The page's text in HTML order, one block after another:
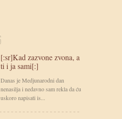
[:sr]Kad zazvone zvona, a
ti i ja sami[:]
Danas je Medjunarodni dan
nenasilja i nedavno sam rekla da ću
uskoro napisati is...